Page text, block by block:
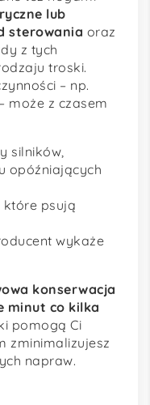
lub
sterowania oraz
z tych
troski.
– np.
może z czasem
silników,
opóźniających
psują
wykaże
konserwacja
minut co kilka
pomogą Ci
zminimalizujesz
napraw.